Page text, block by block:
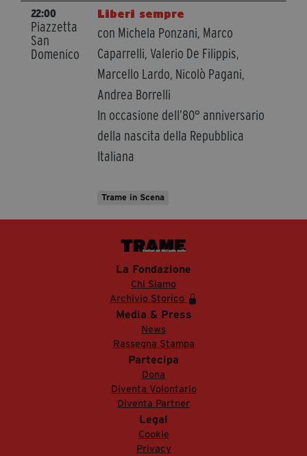
22:00
Piazzetta
San
Domenico
Liberi sempre
con Michela Ponzani, Marco
Caparrelli, Valerio De Filippis,
Marcello Lardo, Nicolò Pagani,
Andrea Borrelli
In occasione dell’80° anniversario
della nascita della Repubblica
Italiana
Trame in Scena
La Fondazione
Chi Siamo
Archivio Storico
Media & Press
News
Rassegna Stampa
Partecipa
Dona
Diventa Volontario
Diventa Partner
Legal
Cookie
Privacy